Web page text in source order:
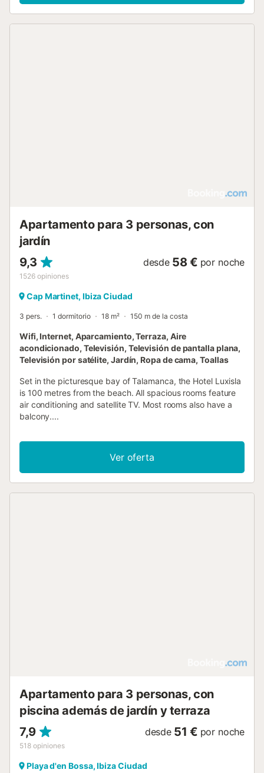
reserva. Los huéspedes deberán mostrar un documento
Apartamento para 3 personas, con
jardín
9,3
1526 opiniones
desde 58 € por noche
Cap Martinet, Ibiza Ciudad
3 pers. 1 dormitorio 18 m² 150 m de la costa
Wifi, Internet, Aparcamiento, Terraza, Aire
acondicionado, Televisión, Televisión de pantalla plana,
Televisión por satélite, Jardín, Ropa de cama, Toallas
Set in the picturesque bay of Talamanca, the Hotel Luxisla
is 100 metres from the beach. All spacious rooms feature
air conditioning and satellite TV. Most rooms also have a
balcony....
Ver oferta
Apartamento para 3 personas, con
piscina además de jardín y terraza
7,9
518 opiniones
desde 51 € por noche
Playa d'en Bossa, Ibiza Ciudad